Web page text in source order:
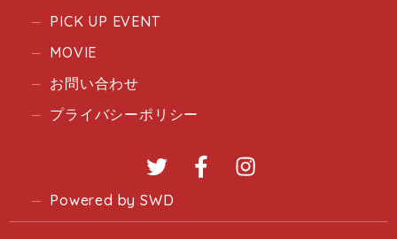
PICK UP EVENT
MOVIE
お問い合わせ
プライバシーポリシー
Twitter Facebook
Powered by SWD